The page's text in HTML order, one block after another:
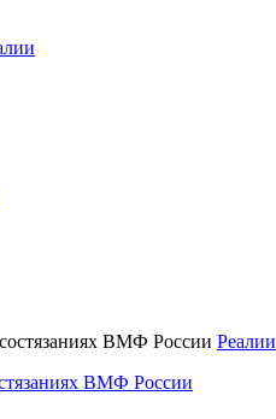
Реалии
ВМФ России